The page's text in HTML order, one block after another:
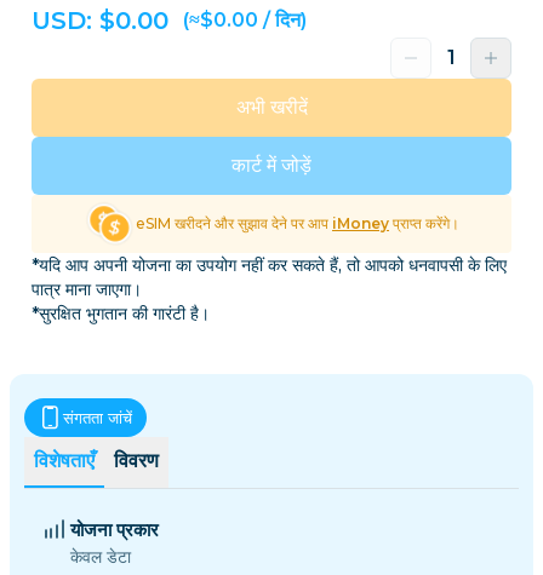
USD: $0.00 (≈$0.00 / दिन)
कार्ट में जोड़ें
अभी खरीदें
eSIM खरीदने और सुझाव देने पर आप iMoney प्राप्त करेंगे।
*यदि आप अपनी योजना का उपयोग नहीं कर सकते हैं, तो आपको धनवापसी के लिए
पात्र माना जाएगा।
*सुरक्षित भुगतान की गारंटी है।
विशेषताएँ विवरण
संगतता जांचें
योजना प्रकार
केवल डेटा